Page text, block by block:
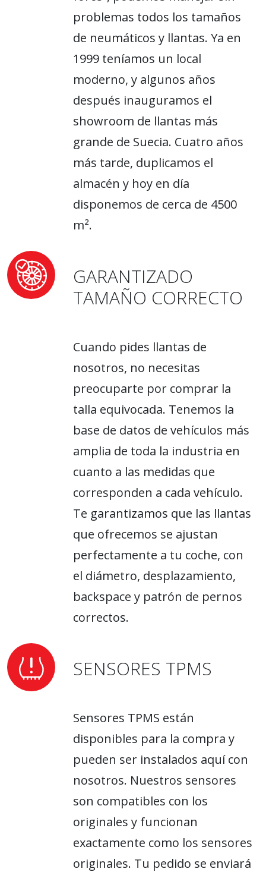
problemas todos los tamaños
de neumáticos y llantas. Ya en
1999 teníamos un local
moderno, y algunos años
después inauguramos el
showroom de llantas más
grande de Suecia. Cuatro años
más tarde, duplicamos el
almacén y hoy en día
disponemos de cerca de 4500
m².
GARANTIZADO
TAMAÑO CORRECTO
Cuando pides llantas de
nosotros, no necesitas
preocuparte por comprar la
talla equivocada. Tenemos la
base de datos de vehículos más
amplia de toda la industria en
cuanto a las medidas que
corresponden a cada vehículo.
Te garantizamos que las llantas
que ofrecemos se ajustan
perfectamente a tu coche, con
el diámetro, desplazamiento,
backspace y patrón de pernos
correctos.
SENSORES TPMS
Sensores TPMS están
disponibles para la compra y
pueden ser instalados aquí con
nosotros. Nuestros sensores
son compatibles con los
originales y funcionan
exactamente como los sensores
originales. Tu pedido se enviará